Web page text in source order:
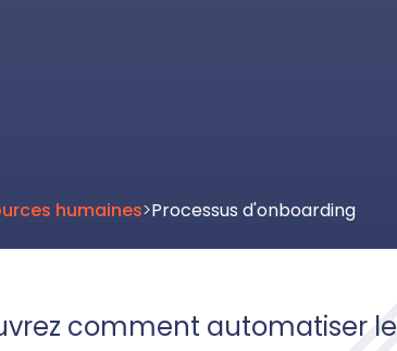
humaines>Processus d'onboarding
comment automatiser le